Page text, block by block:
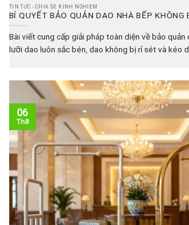
TIN TỨC - CHIA SẺ KINH NGHIỆM
BÍ QUYẾT BẢO QUẢN DAO NHÀ BẾP KHÔNG
Bài viết cung cấp giải pháp toàn diện về bảo quản
lưỡi dao luôn sắc bén, dao không bị rỉ sét và kéo
06
Th8